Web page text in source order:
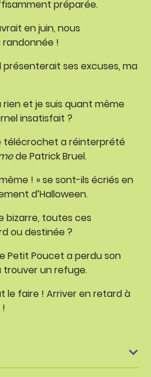
préparée.
en juin, nous
randonnée !
présenterait ses excuses, ma
rien et je suis quant même
insatisfait ?
a réinterprété
de Patrick Bruel.
! » se sont-ils écriés en
d’Halloween.
bizarre, toutes ces
ou destinée ?
Petit Poucet a perdu son
trouver un refuge.
le faire ! Arriver en retard à